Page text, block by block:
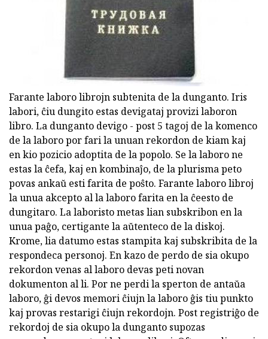
Farante laboro librojn subtenita de la dunganto. Iris
labori, ĉiu dungito estas devigataj provizi laboron
libro. La dunganto devigo - post 5 tagoj de la komenco
de la laboro por fari la unuan rekordon de kiam kaj
en kio pozicio adoptita de la popolo. Se la laboro ne
estas la ĉefa, kaj en kombinaĵo, de la plurisma peto
povas ankaŭ esti farita de poŝto. Farante laboro libroj
la unua akcepto al la laboro farita en la ĉeesto de
dungitaro. La laboristo metas lian subskribon en la
unua paĝo, certigante la aŭtenteco de la diskoj.
Krome, lia datumo estas stampita kaj subskribita de la
respondeca personoj. En kazo de perdo de sia okupo
rekordon venas al laboro devas peti novan
dokumenton al li. Por ne perdi la sperton de antaŭa
laboro, ĝi devos memori ĉiujn la laboro ĝis tiu punkto
kaj provas restarigi ĉiujn rekordojn. Post registriĝo de
rekordoj de sia okupo la dunganto supozas